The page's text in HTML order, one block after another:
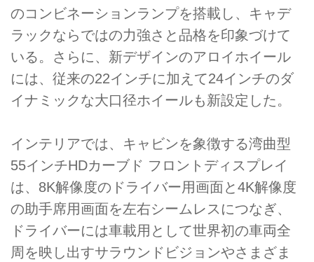
のコンビネーションランプを搭載し、キャデ
ラックならではの力強さと品格を印象づけて
いる。さらに、新デザインのアロイホイール
には、従来の22インチに加えて24インチのダ
イナミックな大口径ホイールも新設定した。
インテリアでは、キャビンを象徴する湾曲型
55インチHDカーブド フロントディスプレイ
は、8K解像度のドライバー用画面と4K解像度
の助手席用画面を左右シームレスにつなぎ、
ドライバーには車載用として世界初の車両全
周を映し出すサラウンドビジョンやさまざま